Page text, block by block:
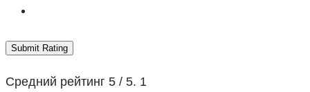
Submit Rating
Средний рейтинг 5 / 5. 1